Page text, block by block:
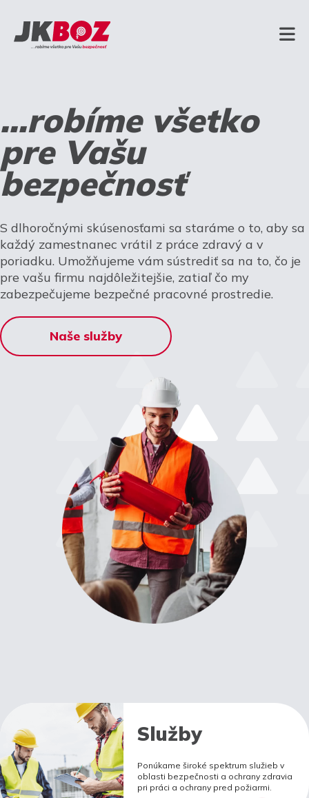
...robíme všetko
pre Vašu
bezpečnosť
S dlhoročnými skúsenosťami sa staráme o to, aby sa
každý zamestnanec vrátil z práce zdravý a v
poriadku. Umožňujeme vám sústrediť sa na to, čo je
pre vašu firmu najdôležitejšie, zatiaľ čo my
zabezpečujeme bezpečné pracovné prostredie.
Naše služby
Služby
Ponúkame široké spektrum služieb v
oblasti bezpečnosti a ochrany zdravia
pri práci a ochrany pred požiarmi.